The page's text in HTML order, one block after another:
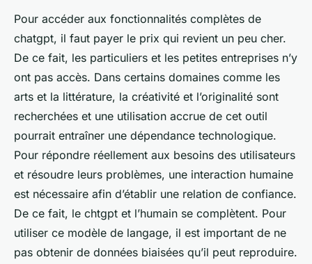
Pour accéder aux fonctionnalités complètes de
chatgpt, il faut payer le prix qui revient un peu cher.
De ce fait, les particuliers et les petites entreprises n’y
ont pas accès. Dans certains domaines comme les
arts et la littérature, la créativité et l’originalité sont
recherchées et une utilisation accrue de cet outil
pourrait entraîner une dépendance technologique.
Pour répondre réellement aux besoins des utilisateurs
et résoudre leurs problèmes, une interaction humaine
est nécessaire afin d’établir une relation de confiance.
De ce fait, le chtgpt et l’humain se complètent. Pour
utiliser ce modèle de langage, il est important de ne
pas obtenir de données biaisées qu’il peut reproduire.